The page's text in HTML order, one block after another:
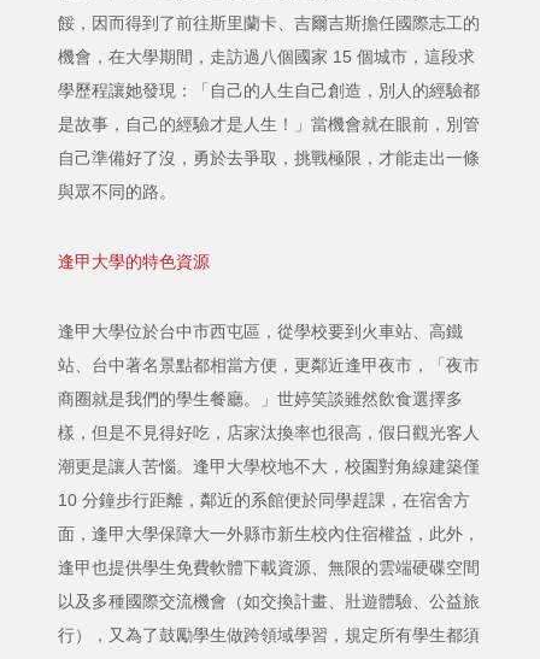
餒，因而得到了前往斯里蘭卡、吉爾吉斯擔任國際志工的
機會，在大學期間，走訪過八個國家 15 個城市，這段求
學歷程讓她發現：「自己的人生自己創造，別人的經驗都
是故事，自己的經驗才是人生！」當機會就在眼前，別管
自己準備好了沒，勇於去爭取，挑戰極限，才能走出一條
與眾不同的路。
逢甲大學的特色資源
逢甲大學位於台中市西屯區，從學校要到火車站、高鐵
站、台中著名景點都相當方便，更鄰近逢甲夜市，「夜市
商圈就是我們的學生餐廳。」世婷笑談雖然飲食選擇多
樣，但是不見得好吃，店家汰換率也很高，假日觀光客人
潮更是讓人苦惱。逢甲大學校地不大，校園對角線建築僅
10 分鐘步行距離，鄰近的系館便於同學趕課，在宿舍方
面，逢甲大學保障大一外縣市新生校內住宿權益，此外，
逢甲也提供學生免費軟體下載資源、無限的雲端硬碟空間
以及多種國際交流機會（如交換計畫、壯遊體驗、公益旅
行），又為了鼓勵學生做跨領域學習，規定所有學生都須